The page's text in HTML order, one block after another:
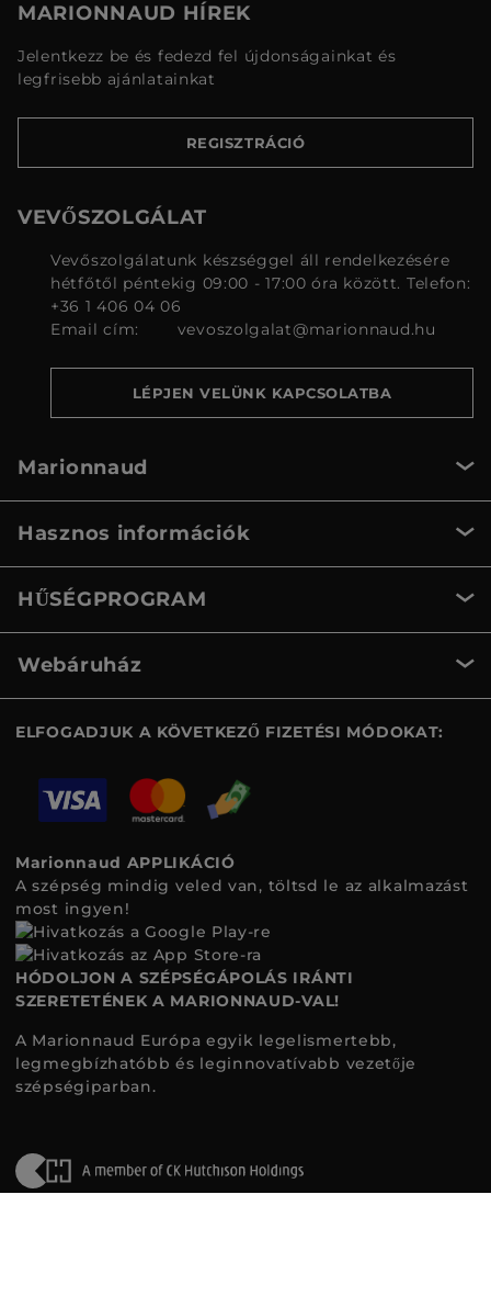
MARIONNAUD HÍREK
Jelentkezz be és fedezd fel újdonságainkat és
legfrisebb ajánlatainkat
REGISZTRÁCIÓ
VEVŐSZOLGÁLAT
Vevőszolgálatunk készséggel áll rendelkezésére
hétfőtől péntekig 09:00 - 17:00 óra között. Telefon:
+36 1 406 04 06
Email cím:
vevoszolgalat@marionnaud.hu
LÉPJEN VELÜNK KAPCSOLATBA
Marionnaud
Hasznos információk
HŰSÉGPROGRAM
Webáruház
ELFOGADJUK A KÖVETKEZŐ FIZETÉSI MÓDOKAT:
Marionnaud APPLIKÁCIÓ
A szépség mindig veled van, töltsd le az alkalmazást
most ingyen!
HÓDOLJON A SZÉPSÉGÁPOLÁS IRÁNTI
SZERETETÉNEK A MARIONNAUD-VAL!
A Marionnaud Európa egyik legelismertebb,
legmegbízhatóbb és leginnovatívabb vezetője
szépségiparban.